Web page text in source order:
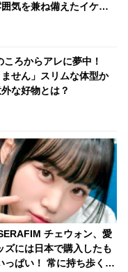
気を兼ね備えたイケメ
ろからアレに夢中！
ません」スリムな体型か
な好物とは？
チェウォン、愛
ズには日本で購入したも
っぱい！ 常に持ち歩くほ